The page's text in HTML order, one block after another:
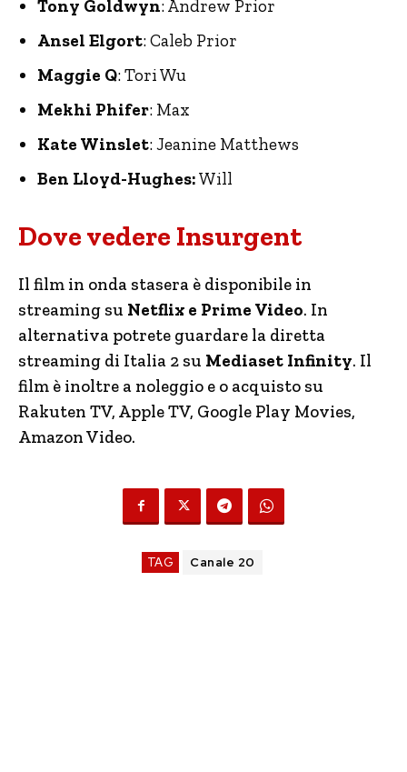
Tony Goldwyn: Andrew Prior
Ansel Elgort: Caleb Prior
Maggie Q: Tori Wu
Mekhi Phifer: Max
Kate Winslet: Jeanine Matthews
Ben Lloyd-Hughes:Will
Dove vedere Insurgent
Il film in onda stasera è disponibile in
streaming su Netflix e Prime Video. In
alternativa potrete guardare la diretta
streaming di Italia 2 su Mediaset Infinity. Il
film è inoltre a noleggio e o acquisto su
Rakuten TV, Apple TV, Google Play Movies,
Amazon Video.
TAG Canale 20